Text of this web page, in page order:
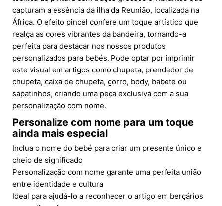
capturam a essência da ilha da Reunião, localizada na
África. O efeito pincel confere um toque artístico que
realça as cores vibrantes da bandeira, tornando-a
perfeita para destacar nos nossos produtos
personalizados para bebés. Pode optar por imprimir
este visual em artigos como chupeta, prendedor de
chupeta, caixa de chupeta, gorro, body, babete ou
sapatinhos, criando uma peça exclusiva com a sua
personalização com nome.
Personalize com nome para um toque
ainda mais especial
Inclua o nome do bebé para criar um presente único e
cheio de significado
Personalização com nome garante uma perfeita união
entre identidade e cultura
Ideal para ajudá-lo a reconhecer o artigo em berçários